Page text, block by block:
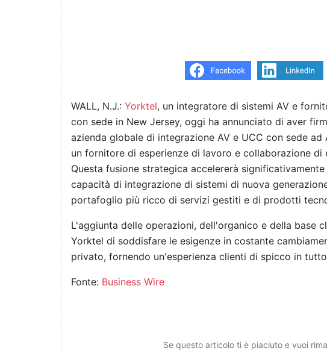
WALL, N.J.: Yorktel, un integratore di sistemi AV e
con sede in New Jersey, oggi ha annunciato di aver
azienda globale di integrazione AV e UCC con sede
un fornitore di esperienze di lavoro e collaborazione
Questa fusione strategica accelererà
capacità di integrazione di sistemi di nuova
portafoglio più ricco di servizi gestiti e di prodotti
L'aggiunta delle operazioni, dell'organico e della base
Yorktel di soddisfare le esigenze in costante
privato, fornendo un'esperienza clienti di spicco in
Fonte: Business Wire
Se questo articolo ti è piaciuto e vuoi